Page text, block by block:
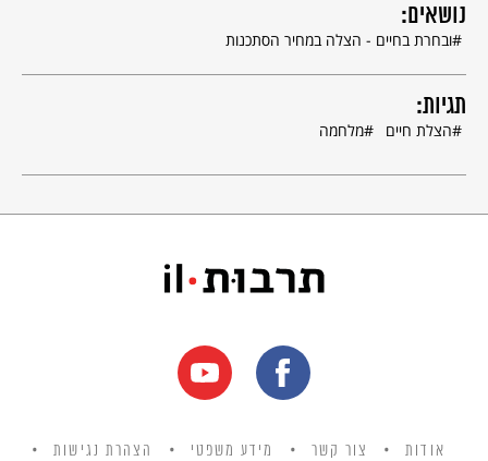
נושאים:
ובחרת בחיים - הצלה במחיר הסתכנות
תגיות:
הצלת חיים מלחמה
אודות צור קשר מידע משפטי הצהרת נגישות